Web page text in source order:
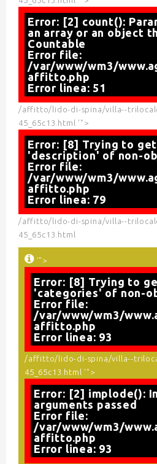
Error: [2] count():
an array or an object
Countable
Error file:
/var/www/wm3/
affitto.php
Error linea: 51
/affitto/lido-di-spina/villa--
45_65c13.html '">
Error: [8] Trying to
'description' of non-
Error file:
/var/www/wm3/
affitto.php
Error linea: 79
/affitto/lido-di-spina/villa--
45_65c13.html
'">
Error: [8] Trying to
'categories' of non-
Error file:
/var/www/wm3/
affitto.php
Error linea: 93
/affitto/lido-di-spina/villa--
45_65c13.html '">
Error: [2] implode():
arguments passed
Error file:
/var/www/wm3/
affitto.php
Error linea: 93